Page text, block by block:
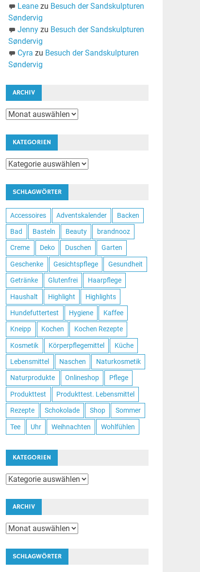
Leanezu Besuch der Sandskulpturen
Søndervig
Jennyzu Besuch der Sandskulpturen
Søndervig
Cyra zu Besuch der Sandskulpturen
Søndervig
ARCHIV
Archiv
KATEGORIEN
Kategorien
SCHLAGWÖRTER
Accessoires Adventskalender Backen
Bad Basteln Beauty brandnooz
Creme Deko Duschen Garten
Geschenke Gesichtspflege Gesundheit
Getränke Glutenfrei Haarpflege
Haushalt Highlight Highlights
Hundefuttertest Hygiene Kaffee
Kneipp Kochen Kochen Rezepte
Kosmetik Körperpflegemittel Küche
Lebensmittel Naschen Naturkosmetik
Naturprodukte Onlineshop Pflege
Produkttest Produkttest. Lebensmittel
Rezepte Schokolade Shop Sommer
Tee Uhr Weihnachten Wohlfühlen
KATEGORIEN
Kategorien
ARCHIV
Archiv
SCHLAGWÖRTER